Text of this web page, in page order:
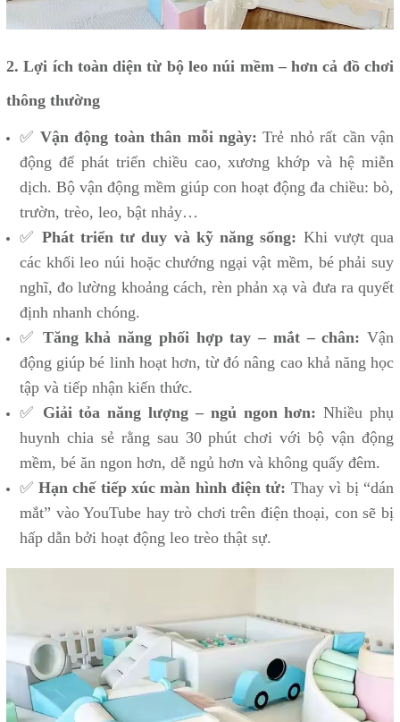
2. Lợi ích toàn diện từ bộ leo núi mềm – hơn cả đồ chơi
thông thường
✅ Vận động toàn thân mỗi ngày: Trẻ nhỏ rất cần vận
động để phát triển chiều cao, xương khớp và hệ miễn
dịch. Bộ vận động mềm giúp con hoạt động đa chiều: bò,
trườn, trèo, leo, bật nhảy…
✅ Phát triển tư duy và kỹ năng sống: Khi vượt qua
các khối leo núi hoặc chướng ngại vật mềm, bé phải suy
nghĩ, đo lường khoảng cách, rèn phản xạ và đưa ra quyết
định nhanh chóng.
✅ Tăng khả năng phối hợp tay – mắt – chân: Vận
động giúp bé linh hoạt hơn, từ đó nâng cao khả năng học
tập và tiếp nhận kiến thức.
✅ Giải tỏa năng lượng – ngủ ngon hơn: Nhiều phụ
huynh chia sẻ rằng sau 30 phút chơi với bộ vận động
mềm, bé ăn ngon hơn, dễ ngủ hơn và không quấy đêm.
✅ Hạn chế tiếp xúc màn hình điện tử: Thay vì bị “dán
mắt” vào YouTube hay trò chơi trên điện thoại, con sẽ bị
hấp dẫn bởi hoạt động leo trèo thật sự.